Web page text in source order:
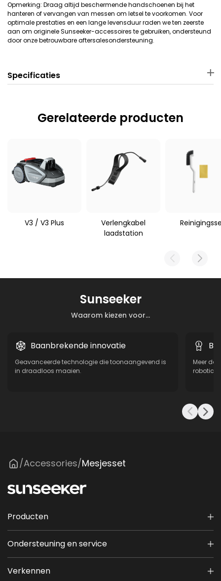
Opmerking: Draag altijd beschermende handschoenen bij het
hanteren of vervangen van messen om letsel te voorkomen. Voor
optimale prestaties en een lange levensduur raden we ten zeerste
aan om originele Sunseeker-accessoires te gebruiken, ondersteund
door onze betrouwbare aftersalesondersteuning.
Specificaties
Koolstofrijk staal 16 × 9.8 × 1 cm
Sunseeker V1/V3/S3/S4/S5
Gerelateerde producten
V3 / V3 Plus
Verlengkabel
laadstation
Waarom kiezen voor...
Sunseeker
Baanbrekende innovatie
Geavanceerde technologie die toonaangevend is
in draadloos maaien.
Meer
/Accessories/Mesjesset
Producten
Ondersteuning en service
Verkennen